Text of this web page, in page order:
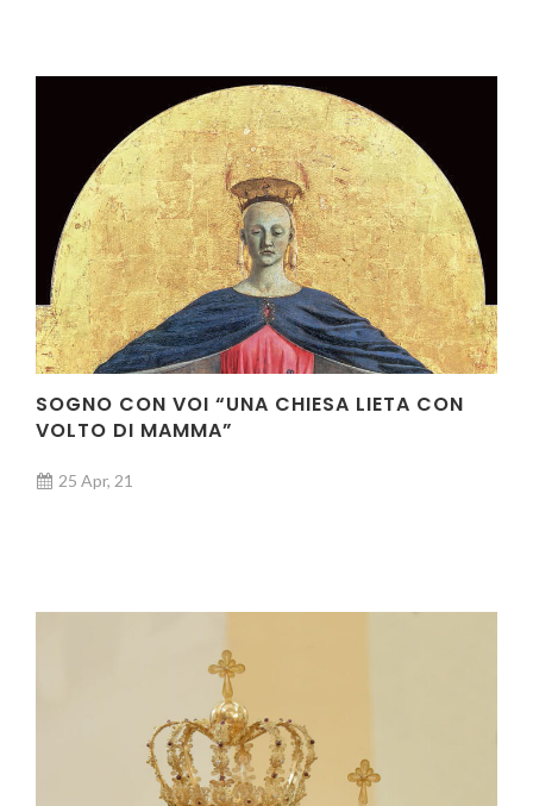
SOGNO CON VOI “UNA CHIESA LIETA CON
VOLTO DI MAMMA”
25 Apr, 21